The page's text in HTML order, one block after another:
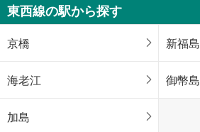
東西線の駅から探す
京橋 新福島
海老江 御幣島
加島